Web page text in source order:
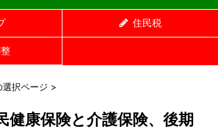
住民税
択ページ >
健康保険と介護保険、後期